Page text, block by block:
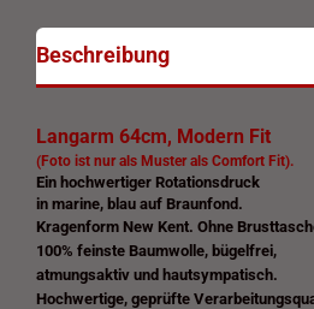
Beschreibung
Langarm 64cm, Modern Fit
(Foto ist nur als Muster als Comfort Fit).
Ein hochwertiger Rotationsdruck
in marine, blau auf Braunfond.
Kragenform New Kent. Ohne
100% feinste Baumwolle, bügelfrei,
atmungsaktiv und hautsympatisch.
Hochwertige, geprüfte